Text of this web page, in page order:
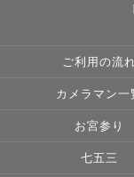
ご利用の流
カメラマン一
お宮参り
七五三